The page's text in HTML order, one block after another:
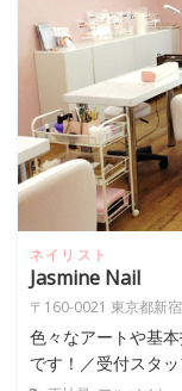
ネイリスト
Jasmine Nail
〒160-0021 東京都新
色々なアートや基
です！／受付スタッ